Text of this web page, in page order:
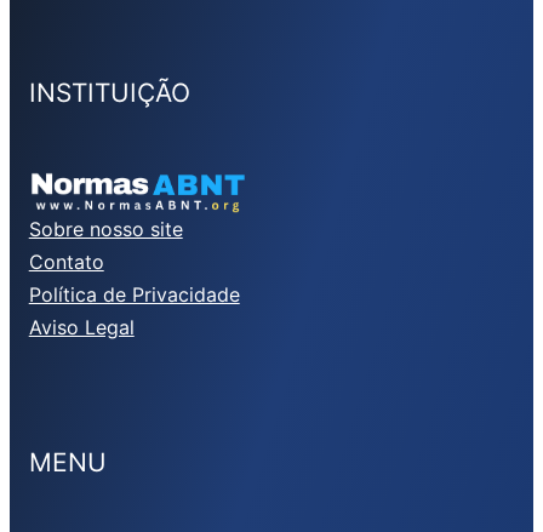
INSTITUIÇÃO
Sobre nosso site
Contato
Política de Privacidade
Aviso Legal
MENU